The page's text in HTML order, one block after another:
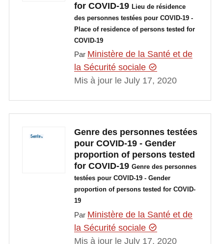
for COVID-19 Lieu de résidence
des personnes testées pour COVID-19 -
Place of residence of persons tested for
COVID-19
Par Ministère de la Santé et de
la Sécurité sociale
Mis à jour le July 17, 2020
Genre des personnes testées
pour COVID-19 - Gender
proportion of persons tested
for COVID-19 Genre des personnes
testées pour COVID-19 - Gender
proportion of persons tested for COVID-
19
Par Ministère de la Santé et de
la Sécurité sociale
Mis à jour le July 17, 2020